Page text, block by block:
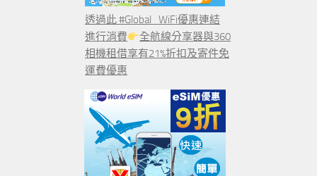
透過此 #Global_WiFi優惠連結
進行消費
全航線分享器與360
相機租借享有21%折扣及寄件免
運費優惠